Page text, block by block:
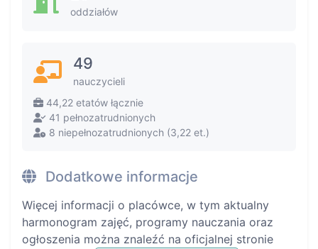
oddziałów
49
nauczycieli
44,22 etatów łącznie
41 pełnozatrudnionych
8 niepełnozatrudnionych (3,22 et.)
Dodatkowe informacje
Więcej informacji o placówce, w tym aktualny
harmonogram zajęć, programy nauczania oraz
ogłoszenia można znaleźć na oficjalnej stronie